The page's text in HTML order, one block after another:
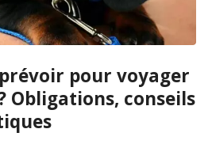
pour voyager
Obligations, conseils